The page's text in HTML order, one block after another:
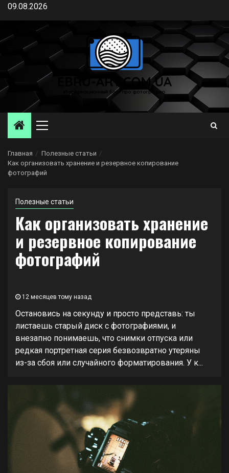
Перейти
содержимому
09.08.2026
Основное
Главная
Полезные статьи
Как организовать хранение и резервное копирование
фотографий
Полезные статьи
Как организовать хранение
и резервное копирование
фотографий
12 месяцев тому назад
Остановись на секунду и просто представь: ты
листаешь старый диск с фотографиями, и
внезапно понимаешь, что снимки отпуска или
редкая портретная серия безвозвратно утеряны
из-за сбоя или случайного форматирования. У к...